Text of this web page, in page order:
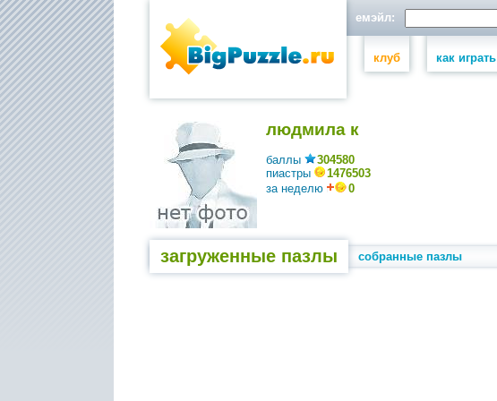
емэйл:
клуб как играть
людмила к
баллы
304580
пиастры
1476503
за неделю
0
загруженные пазлы собранные пазлы